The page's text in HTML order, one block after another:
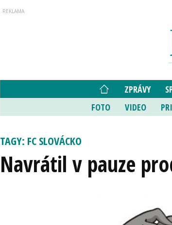
ZPRÁVY
FOTO
VIDEO
TAGY: FC SLOVÁCKO
Navrátil v pauze